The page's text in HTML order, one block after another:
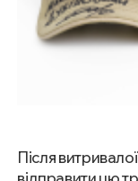
Після